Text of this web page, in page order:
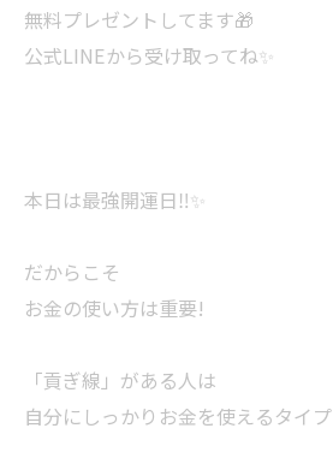
無料プレゼントしてます🎁
公式LINEから受け取ってね✨
本日は最強開運日‼️✨
だからこそ
お金の使い方は重要!
「貢ぎ線」がある人は
自分にしっかりお金を使えるタイプ